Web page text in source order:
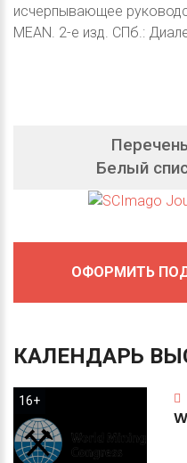
исчерпывающее
MEAN. 2-е изд. СПб.:
Белый
ОФОРМИТЬ
КАЛЕНДАРЬ
16+